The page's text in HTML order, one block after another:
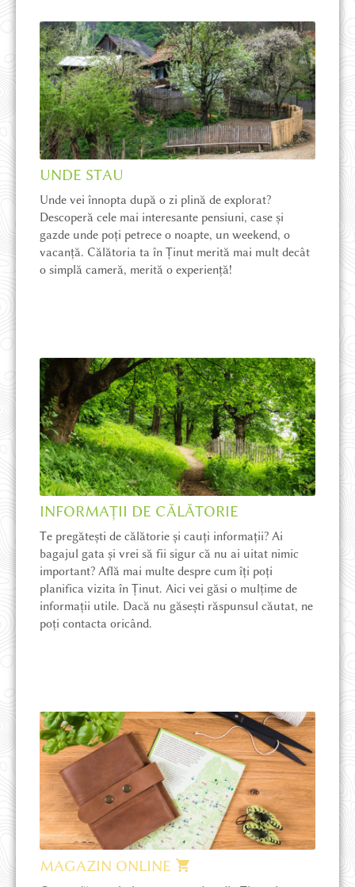
POVEȘTI DIN ȚINUT
MAGAZIN ONLINE
CE POT SĂ VĂD
CUM AJUNG
UNDE STAU
AVENTURĂ ȘI DRUMEȚIE
UNDE STAU
Unde vei înnopta după o zi plină de explorat?
Descoperă cele mai interesante pensiuni, case și
gazde unde poți petrece o noapte, un weekend, o
vacanță. Călătoria ta în Ținut merită mai mult decât
o simplă cameră, merită o experiență!
INFORMAȚII DE CĂLĂTORIE
Te pregătești de călătorie și cauți informații? Ai
bagajul gata și vrei să fii sigur că nu ai uitat nimic
important? Află mai multe despre cum îți poți
planifica vizita în Ținut. Aici vei găsi o mulțime de
informații utile. Dacă nu găsești răspunsul căutat, ne
poți contacta oricând.
MAGAZIN ONLINE